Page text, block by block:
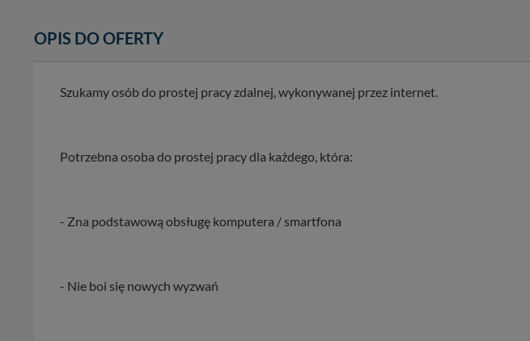
OPIS DO OFERTY
Szukamy osób do prostej pracy zdalnej, wykonywanej przez internet.
Potrzebna osoba do prostej pracy dla każdego, która:
- Zna podstawową obsługę komputera / smartfona
- Nie boi się nowych wyzwań